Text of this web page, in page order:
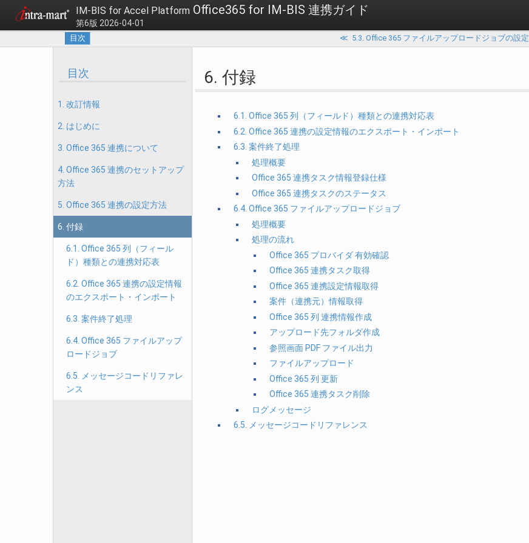
IM-BIS for Accel Platform Office365 for IM-BIS 連携ガイド
第6版 2026-04-01
目次 ≪ 5.3. Office 365 ファイルアップロードジョブの設定
目次
1. 改訂情報
2. はじめに
3. Office 365 連携について
4. Office 365 連携のセットアップ
方法
5. Office 365 連携の設定方法
6. 付録
6.1. Office 365 列（フィール
ド）種類との連携対応表
6.2. Office 365 連携の設定情報
のエクスポート・インポート
6.3. 案件終了処理
6.4. Office 365 ファイルアップ
ロードジョブ
6.5. メッセージコードリファレ
ンス
6. 付録
6.1. Office 365 列（フィールド）種類との連携対応表
6.2. Office 365 連携の設定情報のエクスポート・インポート
6.3. 案件終了処理
処理概要
Office 365 連携タスク情報登録仕様
Office 365 連携タスクのステータス
6.4. Office 365 ファイルアップロードジョブ
処理概要
処理の流れ
Office 365 プロバイダ 有効確認
Office 365 連携タスク取得
Office 365 連携設定情報取得
案件（連携元）情報取得
Office 365 列 連携情報作成
アップロード先フォルダ作成
参照画面 PDF ファイル出力
ファイルアップロード
Office 365 列 更新
Office 365 連携タスク削除
ログメッセージ
6.5. メッセージコードリファレンス